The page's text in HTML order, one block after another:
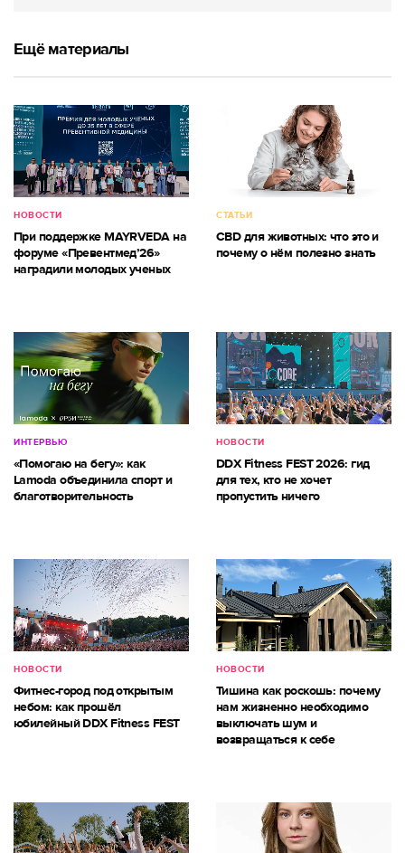
Ещё материалы
НОВОСТИ
При поддержке MAYRVEDA на
форуме «Превентмед’26»
наградили молодых ученых
СТАТЬИ
CBD для животных: что это и
почему о нём полезно знать
ИНТЕРВЬЮ
«Помогаю на бегу»: как
Lamoda объединила спорт и
благотворительность
НОВОСТИ
DDX Fitness FEST 2026: гид
для тех, кто не хочет
пропустить ничего
НОВОСТИ
Фитнес-город под открытым
небом: как прошёл
юбилейный DDX Fitness FEST
НОВОСТИ
Тишина как роскошь: почему
нам жизненно необходимо
выключать шум и
возвращаться к себе